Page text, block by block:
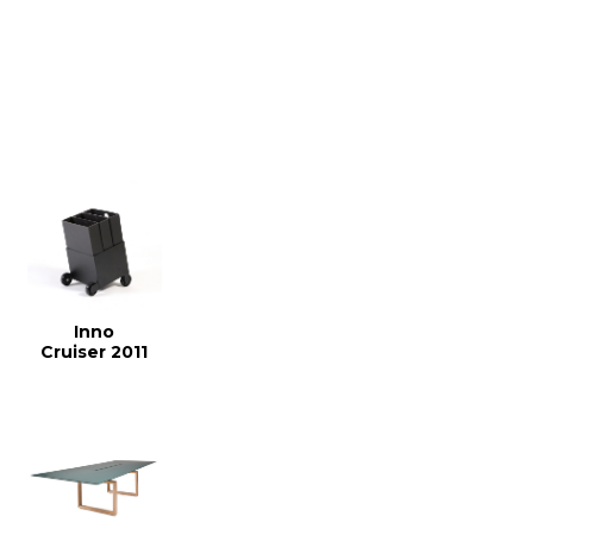
Inno
Cruiser 2011